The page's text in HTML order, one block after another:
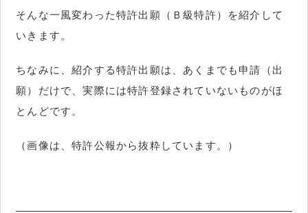
そんな一風変わった特許出願（Ｂ級特許）を紹介して
いきます。
ちなみに、紹介する特許出願は、あくまでも申請（出
願）だけで、実際には特許登録されていないものがほ
とんどです。
（画像は、特許公報から抜粋しています。）